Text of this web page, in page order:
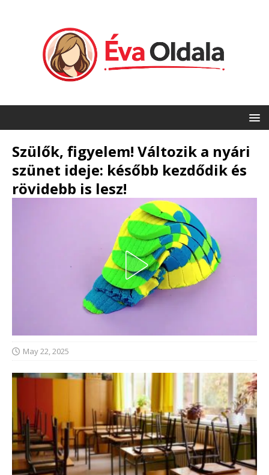
Szülők, figyelem! Változik a nyári
szünet ideje: később kezdődik és
rövidebb is lesz!
May 22, 2025